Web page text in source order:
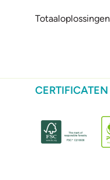
Totaaloplossingen
CERTIFICATEN